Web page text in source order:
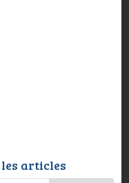
articles